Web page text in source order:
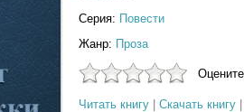
Серия: Повести
Жанр: Проза
Читать книгу Скачать книгу